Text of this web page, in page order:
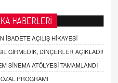
HABERLERİ
İBADETE AÇILIŞ HİKAYESİ
GİRMEDİK, DİNÇERLER AÇIKLADI!
SİNEMA ATÖLYESİ TAMAMLANDI
PROGRAMI